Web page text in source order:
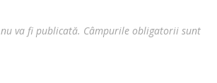
va fi publicată. Câmpurile obligatorii sunt